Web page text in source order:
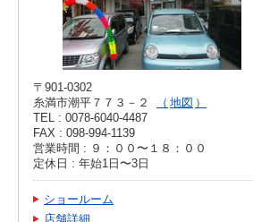
〒901-0302
糸満市潮平７７３－２
地図
TEL : 0078-6040-4487
FAX : 098-994-1139
営業時間 : ９：００〜１８：００
定休日 : 年始1日〜3日
ショールーム
店舗詳細